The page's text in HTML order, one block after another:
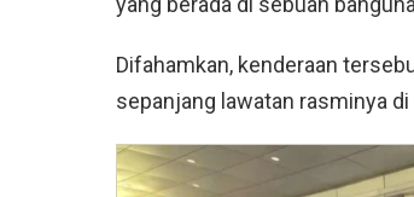
Difahamkan, kenderaan
sepanjang lawatan rasminya di